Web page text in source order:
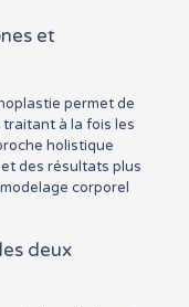
et
permet de
à la fois les
holistique
des résultats plus
corporel
deux